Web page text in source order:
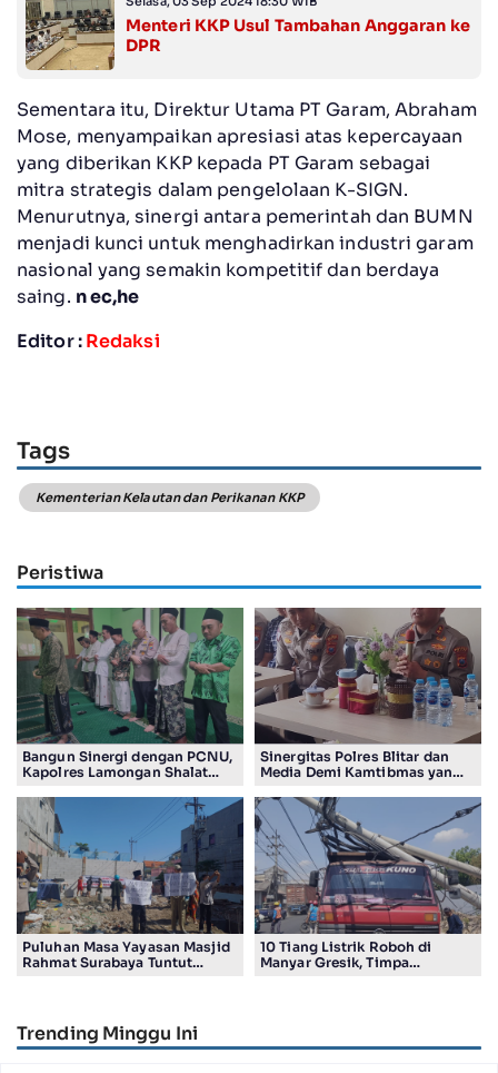
Menteri KKP Usul Tambahan Anggaran ke
DPR
Sementara itu, Direktur Utama PT Garam, Abraham
Mose, menyampaikan apresiasi atas kepercayaan
yang diberikan KKP kepada PT Garam sebagai
mitra strategis dalam pengelolaan K-SIGN.
Menurutnya, sinergi antara pemerintah dan BUMN
menjadi kunci untuk menghadirkan industri garam
nasional yang semakin kompetitif dan berdaya
saing. n ec,he
Editor :Redaksi
Tags
Kementerian Kelautan dan Perikanan KKP
Peristiwa
Bangun Sinergi dengan PCNU,
Kapolres Lamongan Shalat
Pengurus
Sinergitas Polres Blitar dan
Media Demi Kamtibmas yang
Puluhan Masa Yayasan Masjid
Rahmat Surabaya Tuntut
10 Tiang Listrik Roboh di
Manyar Gresik, Timpa
Trending Minggu Ini